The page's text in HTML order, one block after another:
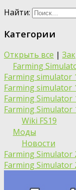
Найти:
Категории
Открыть все |
Farming
Farming simulator
Farming simulator
Farming Simulator
Farming Simulator
Wiki FS19
Моды
Новости
Farming Simulator
Farming Simulator